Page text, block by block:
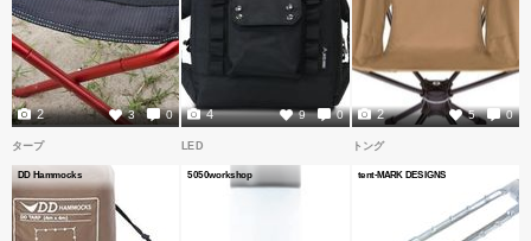
3 0
2 9 0
4 5 0
2
タープ
DD Hammocks
LED
5050workshop
トング
tent-MARK DESIGNS